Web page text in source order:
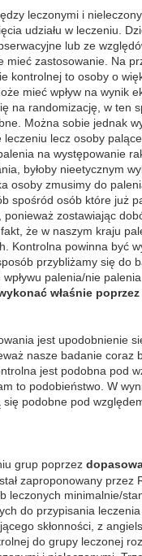
leczonymi i
udziału w leczeniu.
lub ze
zastosowanie. Na
kontrolnej to osoby o
mieć wpływ na wynik
na randomizację, w ten
Można sobie jednak
lecz osoby
na występowanie
byłoby nieetycznym
osoby zmusimy do
spośród osób które już
zostawiając
że w naszym kraju
Kontrolna powinna być
przybliżamy się do
palenia/nie
właśnie
jest upodobnienie
nasze badanie coraz
jest podobna pod
to podobieństwo. W
podobne pod
grup poprzez
zaproponowany przez
leczonych minimalnie/
do przypisania
skłonności, z
do grupy leczonej